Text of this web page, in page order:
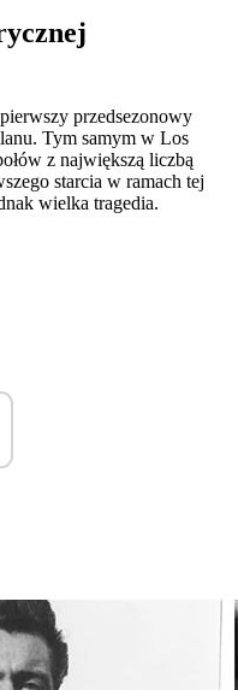
przedsezonowy
Tym samym w Los
z największą liczbą
starcia w ramach tej
wielka tragedia.